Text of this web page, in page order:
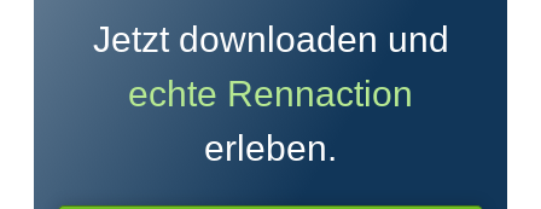
Jetzt downloaden und
echte Rennaction
erleben.